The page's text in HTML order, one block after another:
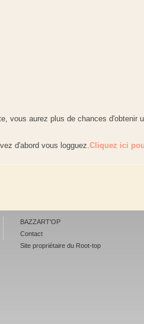
vous aurez plus de chances d'obtenir
d'abord vous logguez. Cliquez ici
BAZZART'OP
Contact
Site propriétaire du Root-top